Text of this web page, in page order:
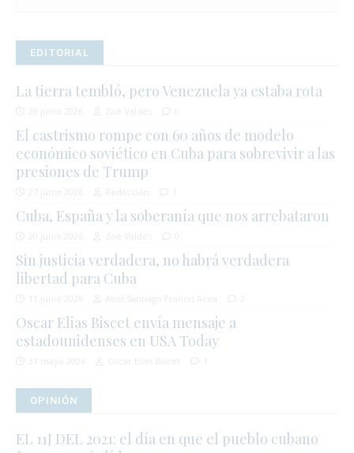
EDITORIAL
La tierra tembló, pero Venezuela ya estaba rota
El castrismo rompe con 60 años de modelo
económico soviético en Cuba para sobrevivir a las
presiones de Trump
Cuba, España y la soberanía que nos arrebataron
Sin justicia verdadera, no habrá verdadera
libertad para Cuba
Oscar Elias Biscet envía mensaje a
estadounidenses en USA Today
OPINIÓN
EL 11J DEL 2021: el día en que el pueblo cubano